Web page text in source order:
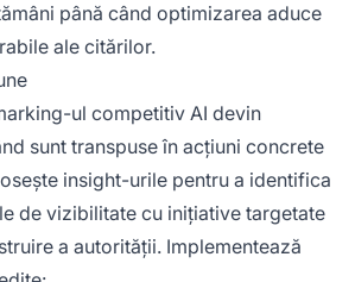
până când optimizarea aduce
ale citărilor.
ul competitiv AI devin
sunt transpuse în acțiuni concrete
insight-urile pentru a identifica
de vizibilitate cu inițiative targetate
a autorității. Implementează